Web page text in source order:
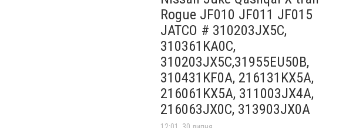
Rogue JF010 JF011 JF015
JATCO # 310203JX5C,
310361KA0C,
310203JX5C,31955EU50B,
310431KF0A, 216131KX5A,
216061KX5A, 311003JX4A,
216063JX0C, 313903JX0A